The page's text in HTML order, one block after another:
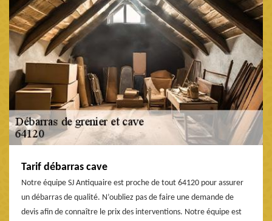
Tarif débarras cave
Notre équipe SJ Antiquaire est proche de tout 64120 pour assurer
un débarras de qualité. N’oubliez pas de faire une demande de
devis afin de connaître le prix des interventions. Notre équipe est